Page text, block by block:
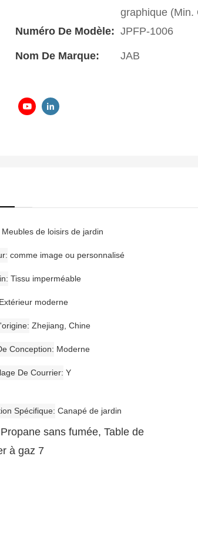
graphique (Min.
Numéro De Modèle: JPFP-1006
Nom De Marque: JAB
Meubles de loisirs de jardin
comme image ou personnalisé
Tissu imperméable
Extérieur moderne
Zhejiang, Chine
Conception Moderne
De Courrier Y
Spécifique Canapé de jardin